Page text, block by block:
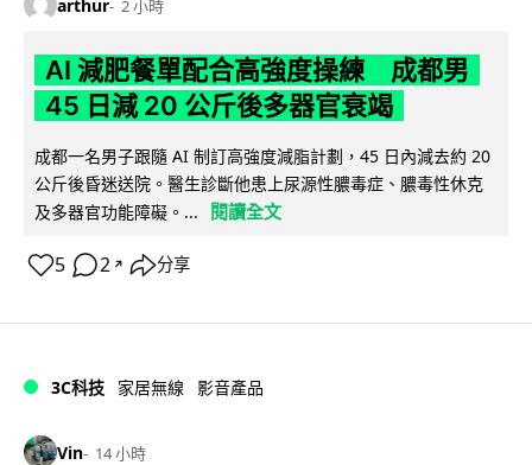
arthur 2 小時
AI 減肥餐單配合高強度操練 成都男
45 日減 20 公斤後多器官衰竭
成都一名男子跟隨 AI 制訂高強度減脂計劃，45 日內減去約 20
公斤後昏迷送院。醫生診斷他患上尿源性膿毒症、膿毒性休克
及多器官功能障礙。...
閱讀全文
5 2 ↗ 分享
3C科技 家居無線 影音產品
Vin 14 小時